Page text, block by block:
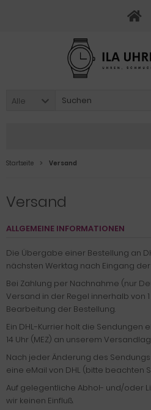
Alle
Startseite Versand
Versand
ALLGEMEINE INFORMATIONEN
Die Übergabe einer Bestellung an
nächsten Werktag nach Eingang
Bei Zahlung per Nachnahme (nur
Versand in der Regel innerhalb von
Bearbeitung der Bestellung.
Ein DHL-Kurrier holt die Sendungen
14 Uhr (MEZ) an unserem
Nach jeder Änderung des
eine eMail von DHL (bitte beachten
Auf gelegentliche Abhol- und/oder
wir keinen Einfluß.